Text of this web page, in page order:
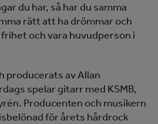
du har, så har du samma
rätt att ha drömmar och
och vara huvudperson i
producerats av Allan
spelar gitarr med KSMB,
Producenten och musikern
för årets hårdrock